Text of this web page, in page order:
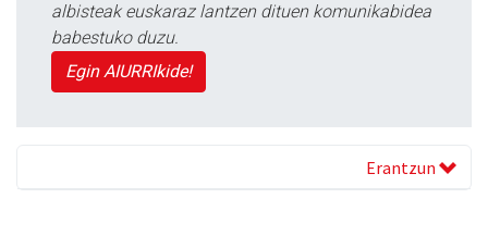
albisteak euskaraz lantzen dituen komunikabidea
babestuko duzu.
Egin AIURRIkide!
Erantzun